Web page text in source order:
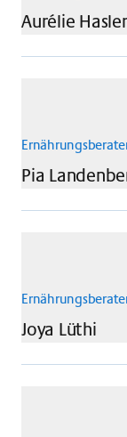
Aurélie Hasler
Pia
Joya Lüthi